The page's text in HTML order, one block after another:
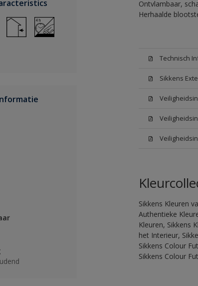
Ontvlambaar,
Herhaalde
Technisch
Sikkens
Sikkens Kleuren
Authentieke
Kleuren, Sikkens
het Interieur,
Sikkens Colour
Sikkens Colour